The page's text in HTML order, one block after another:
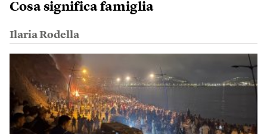
Cosa significa famiglia
Ilaria Rodella